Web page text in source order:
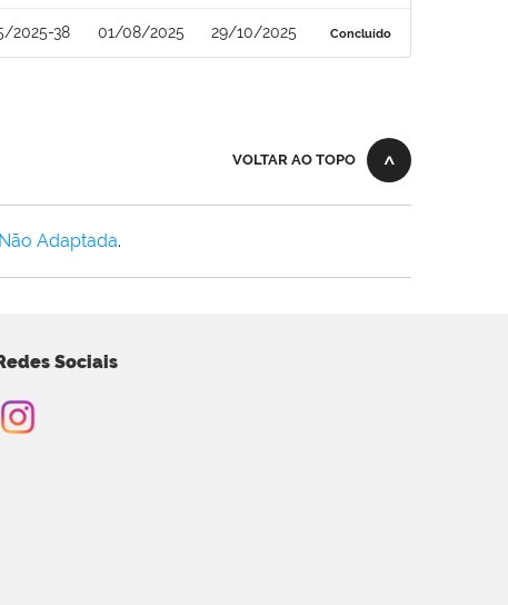
2025-38 01/08/2025 29/10/2025 Concluído
VOLTAR AO TOPO
Adaptada.
Sociais